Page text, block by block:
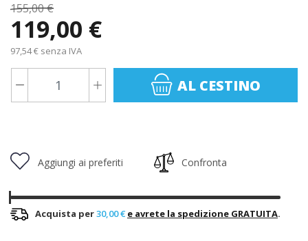
155,00 €
119,00 €
97,54 € senza IVA
AL CESTINO
Aggiungi ai preferiti Confronta
Acquista per30,00 € e avrete la spedizione GRATUITA.